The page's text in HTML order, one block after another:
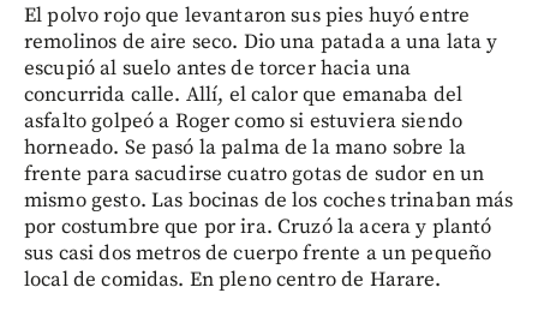
El polvo rojo que levantaron sus pies huyó entre
remolinos de aire seco. Dio una patada a una lata y
escupió al suelo antes de torcer hacia una
concurrida calle. Allí, el calor que emanaba del
asfalto golpeó a Roger como si estuviera siendo
horneado. Se pasó la palma de la mano sobre la
frente para sacudirse cuatro gotas de sudor en un
mismo gesto. Las bocinas de los coches trinaban más
por costumbre que por ira. Cruzó la acera y plantó
sus casi dos metros de cuerpo frente a un pequeño
local de comidas. En pleno centro de Harare.